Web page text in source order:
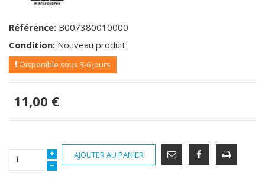
Référence: B007380010000
Condition: Nouveau produit
Disponible sous 3-6 jours
11,00 €
AJOUTER AU PANIER